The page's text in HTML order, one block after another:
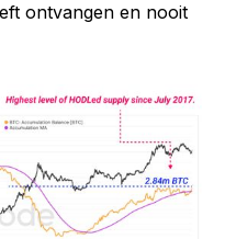
ontvangen en nooit